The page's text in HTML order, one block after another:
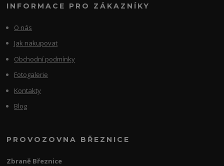
INFORMACE PRO ZÁKAZNÍKY
O nás
Jak nakupovat
Obchodní podmínky
Fotogalerie
Kontakty
Blog
PROVOZOVNA BŘEZNICE
Zbraně Březnice